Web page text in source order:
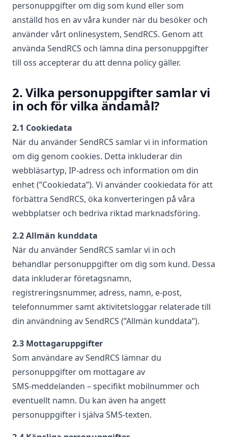
personuppgifter om dig som kund eller som
anställd hos en av våra kunder när du besöker och
använder vårt onlinesystem, SendRCS. Genom att
använda SendRCS och lämna dina personuppgifter
till oss accepterar du att denna policy gäller.
2. Vilka personuppgifter samlar vi
in och för vilka ändamål?
2.1 Cookiedata
När du använder SendRCS samlar vi in information
om dig genom cookies. Detta inkluderar din
webbläsartyp, IP-adress och information om din
enhet (”Cookiedata”). Vi använder cookiedata för att
förbättra SendRCS, öka konverteringen på våra
webbplatser och bedriva riktad marknadsföring.
2.2 Allmän kunddata
När du använder SendRCS samlar vi in och
behandlar personuppgifter om dig som kund. Dessa
data inkluderar företagsnamn,
registreringsnummer, adress, namn, e‑post,
telefonnummer samt aktivitetsloggar relaterade till
din användning av SendRCS (”Allmän kunddata”).
2.3 Mottagaruppgifter
Som användare av SendRCS lämnar du
personuppgifter om mottagare av
SMS‑meddelanden – specifikt mobilnummer och
eventuellt namn. Du kan även ha angett
personuppgifter i själva SMS‑texten.